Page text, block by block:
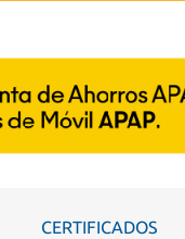
CERTIFICADOS